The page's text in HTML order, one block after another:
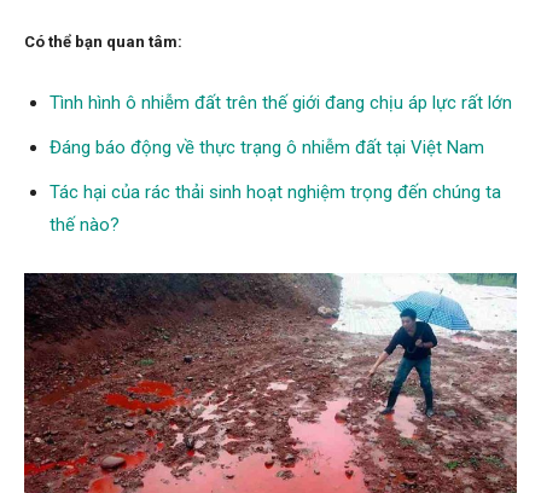
Có thể bạn quan tâm:
Tình hình ô nhiễm đất trên thế giới đang chịu áp lực rất lớn
Đáng báo động về thực trạng ô nhiễm đất tại Việt Nam
Tác hại của rác thải sinh hoạt nghiệm trọng đến chúng ta
thế nào?